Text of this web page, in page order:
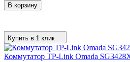
В корзину
Купить в 1 клик
Коммутатор TP-Link Omada